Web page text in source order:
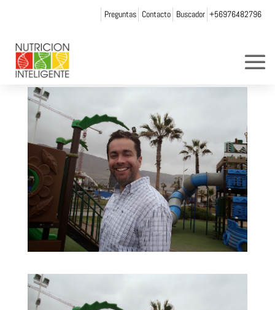
Preguntas Contacto Buscador +56976482796
DSCF1797
porWeb Admin NI